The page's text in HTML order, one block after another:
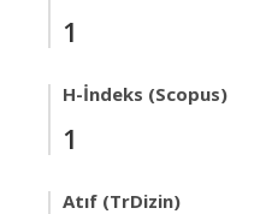
1
H-İndeks (Scopus)
1
Atıf (TrDizin)